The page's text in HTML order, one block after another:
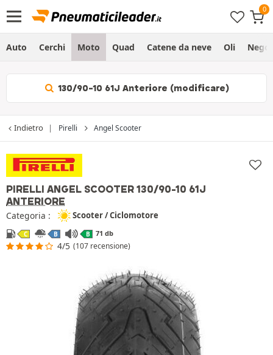
Auto Cerchi Moto Quad Catene da neve Oli
130/90-10 61J Anteriore (modificare)
Indietro Pirelli Angel Scooter
PIRELLI ANGEL SCOOTER 130/90-10 61J
ANTERIORE
Categoria : Scooter / Ciclomotore
C B B 71 db
4/5 (107 recensione)